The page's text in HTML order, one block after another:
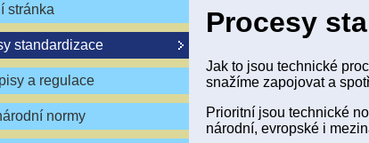
stránka
standardizace
a regulace
normy
Procesy
Jak to jsou technické
snažíme zapojovat a
Prioritní jsou technické
národní, evropské i